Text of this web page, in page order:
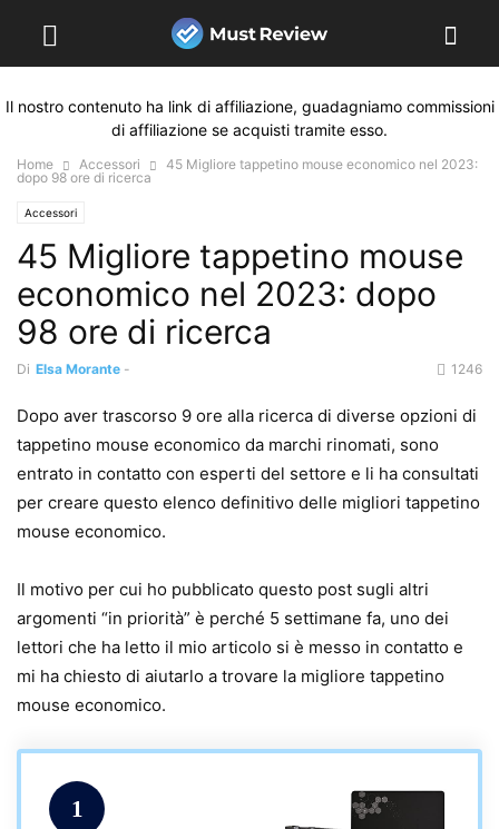
Il nostro contenuto ha link di affiliazione, guadagniamo commissioni
di affiliazione se acquisti tramite esso.
Home Accessori
45 Migliore tappetino mouse economico nel 2023:
dopo 98 ore di ricerca
Accessori
45 Migliore tappetino mouse
economico nel 2023: dopo
98 ore di ricerca
Di Elsa Morante - 1246
Dopo aver trascorso 9 ore alla ricerca di diverse opzioni di
tappetino mouse economico da marchi rinomati, sono
entrato in contatto con esperti del settore e li ha consultati
per creare questo elenco definitivo delle migliori tappetino
mouse economico.
Il motivo per cui ho pubblicato questo post sugli altri
argomenti “in priorità” è perché 5 settimane fa, uno dei
lettori che ha letto il mio articolo si è messo in contatto e
mi ha chiesto di aiutarlo a trovare la migliore tappetino
mouse economico.
1